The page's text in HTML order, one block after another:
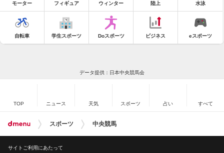
モーター フィギュア ウィンター 陸上 水泳
自転車 学生スポーツ Doスポーツ ビジネス eスポーツ
データ提供：日本中央競馬会
TOP ニュース 天気 スポーツ 占い すべて
スポーツ 中央競馬
サイトご利用にあたって